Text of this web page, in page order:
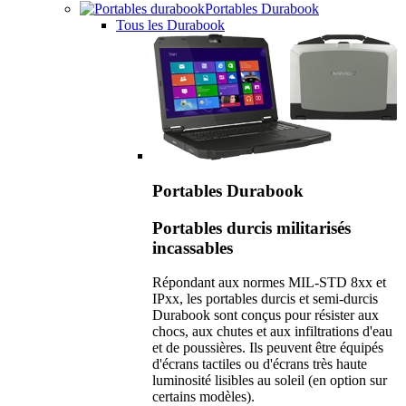
Portables Durabook
Tous les Durabook
Portables Durabook
Portables durcis militarisés
incassables
Répondant aux normes MIL-STD 8xx et
IPxx, les portables durcis et semi-durcis
Durabook sont conçus pour résister aux
chocs, aux chutes et aux infiltrations d'eau
et de poussières. Ils peuvent être équipés
d'écrans tactiles ou d'écrans très haute
luminosité lisibles au soleil (en option sur
certains modèles).